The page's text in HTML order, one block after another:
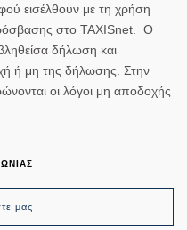
εισέλθουν με τη χρήση
στο TAXISnet . Ο
δήλωση και
ή μη της δήλωσης. Στην
οι λόγοι μη αποδοχής
μας